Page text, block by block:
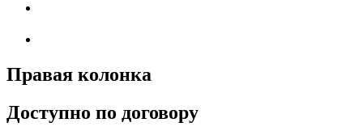
Правая колонка
Доступно по договору